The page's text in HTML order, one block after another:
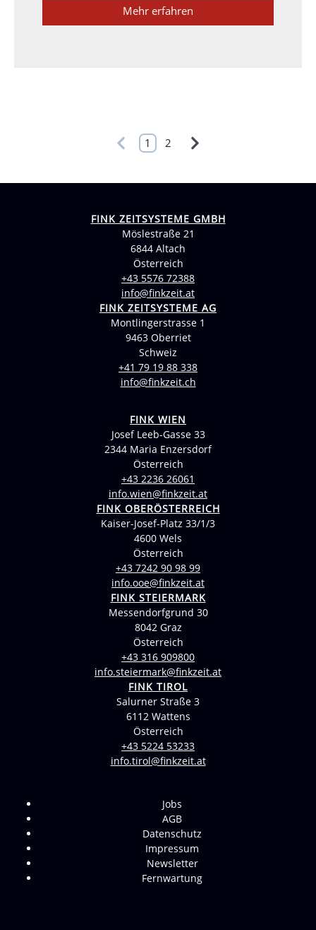
Mehr erfahren
1 2
FINK ZEITSYSTEME GMBH
Möslestraße 21
6844 Altach
Österreich
+43 5576 72388
info@finkzeit.at
FINK ZEITSYSTEME AG
Montlingerstrasse 1
9463 Oberriet
Schweiz
+41 79 19 88 338
info@finkzeit.ch
FINK WIEN
Josef Leeb-Gasse 33
2344 Maria Enzersdorf
Österreich
+43 2236 26061
info.wien@finkzeit.at
FINK OBERÖSTERREICH
Kaiser-Josef-Platz 33/1/3
4600 Wels
Österreich
+43 7242 90 98 99
info.ooe@finkzeit.at
FINK STEIERMARK
Messendorfgrund 30
8042 Graz
Österreich
+43 316 909800
info.steiermark@finkzeit.at
FINK TIROL
Salurner Straße 3
6112 Wattens
Österreich
+43 5224 53233
info.tirol@finkzeit.at
Jobs
AGB
Datenschutz
Impressum
Newsletter
Fernwartung